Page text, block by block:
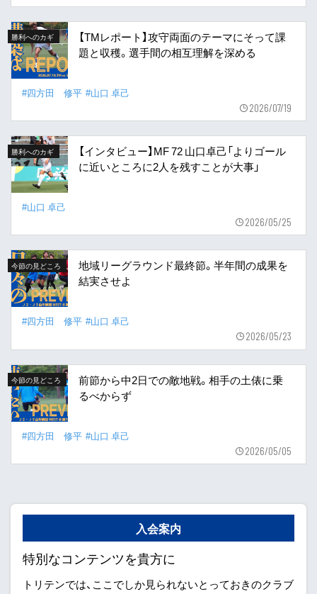
勝利へのカギ
【TMレポート】攻守両面のテーマにそって課
題と収穫。選手間の相互理解を深める
#四方田 修平 #山口 卓己
2026/07/19
勝利へのカギ
【インタビュー】MF 72 山口卓己「よりゴール
に近いところに2人を残すことが大事」
#山口 卓己
2026/05/25
今節の見どころ
地域リーグラウンド最終節。半年間の成果を
結実させよ
#四方田 修平 #山口 卓己
2026/05/23
今節の見どころ
前節から中2日での敵地戦。相手の土俵に乗
るべからず
#四方田 修平 #山口 卓己
2026/05/05
入会案内
特別なコンテンツを貴方に
トリテンでは、ここでしか見られないとっておきのクラブ